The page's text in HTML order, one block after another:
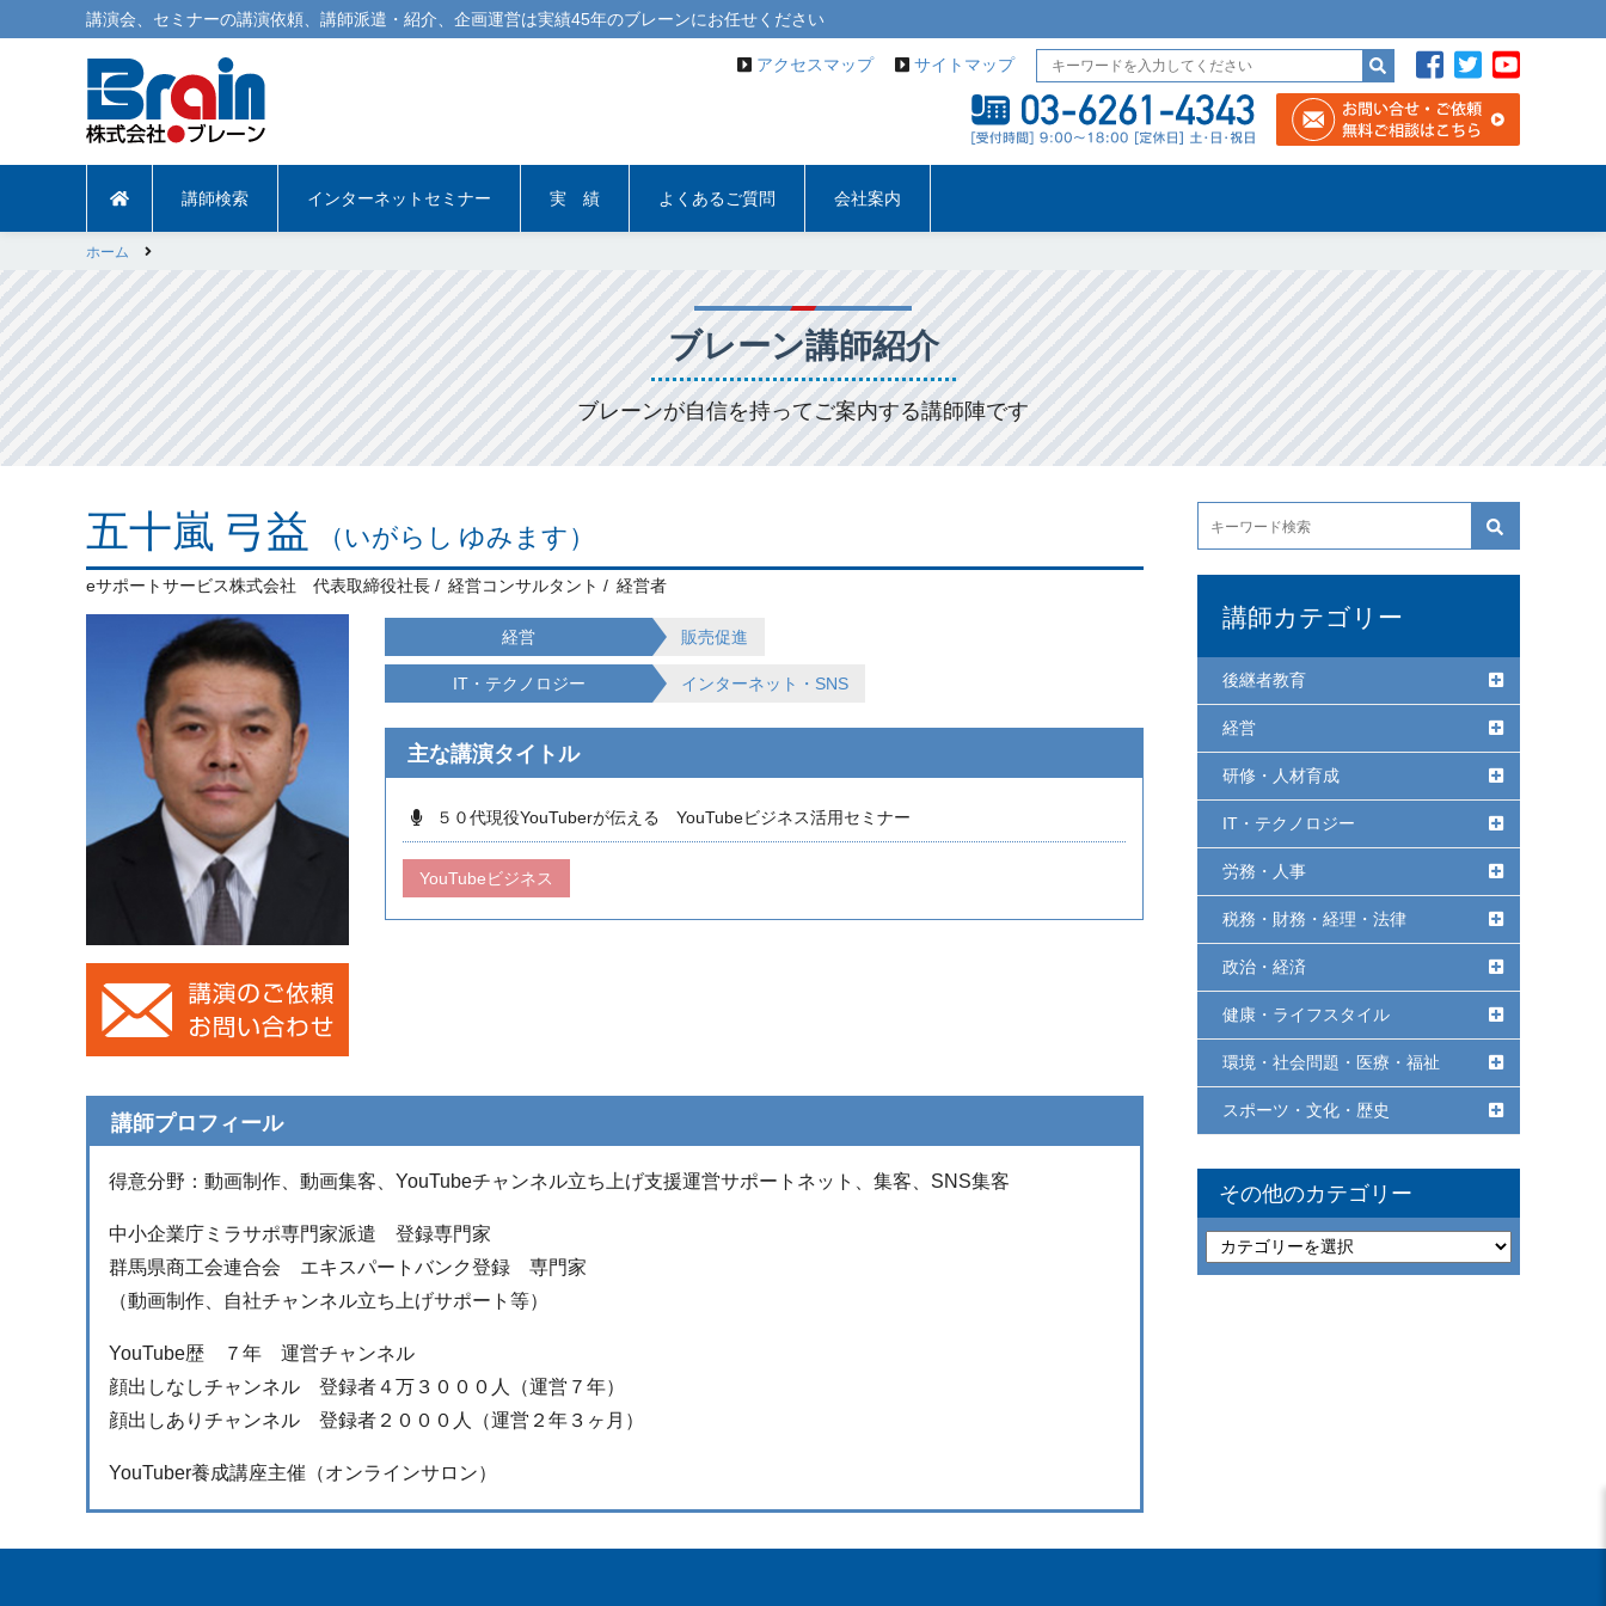
講演会 セミナーの講演依頼 講師派遣 ・紹介、企画運営は実績45年のブレーンにお任せください
アクセスマップ サイトマップ
講師検索 インターネットセミナー 実 績 よくあるご質問 会社案内
ホーム
ブレーン講師紹介
ブレーンが自信を持ってご案内する講師陣です
五十嵐 弓益 （いがらし ゆみます）
eサポートサービス株式会社 代表取締役社長 経営コンサルタント 経営者
経営 販売促進
IT・テクノロジー インターネット・SNS
主な講演タイトル
５０代現役YouTuberが伝える YouTubeビジネス活用セミナー
YouTubeビジネス
講師プロフィール
得意分野：動画制作、動画集客、YouTubeチャンネル立ち上げ支援運営サポートネット、集客、SNS集客
中小企業庁ミラサポ専門家派遣 登録専門家
群馬県商工会連合会 エキスパートバンク登録 専門家
（動画制作、自社チャンネル立ち上げサポート等）
YouTube歴 ７年 運営チャンネル
顔出しなしチャンネル 登録者４万３０００人（運営７年）
顔出しありチャンネル 登録者２０００人（運営２年３ヶ月）
YouTuber養成講座主催（オンラインサロン）
講師カテゴリー
後継者教育
経営
研修・人材育成
IT・テクノロジー
労務・人事
税務・財務・経理・法律
政治・経済
健康・ライフスタイル
環境・社会問題・医療・福祉
スポーツ・文化・歴史
その他のカテゴリー